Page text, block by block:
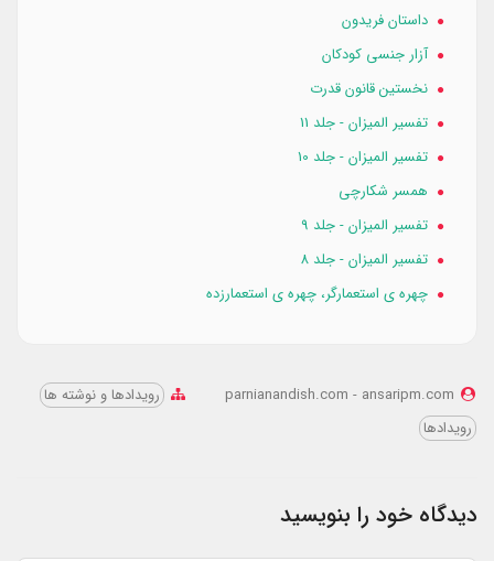
داستان فریدون
آزار جنسی کودکان
نخستین قانون قدرت
تفسیر المیزان - جلد 11
تفسیر المیزان - جلد 10
همسر شكارچي
تفسیر المیزان - جلد 9
تفسیر المیزان - جلد 8
چهره‌ ی استعمارگر، چهره‌ ی استعمار‌‌‌‌زده
parnianandish.com - ansaripm.com
رویدادها و نوشته‌ ها
رویدادها
دیدگاه خود را بنویسید